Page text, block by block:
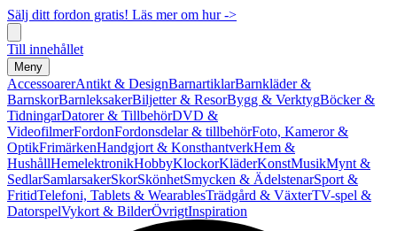
Sälj ditt fordon gratis! Läs mer om hur ->
Till innehållet
Meny
AccessoarerAntikt & DesignBarnartiklarBarnkläder &
BarnskorBarnleksakerBiljetter & ResorBygg & VerktygBöcker &
TidningarDatorer & TillbehörDVD &
VideofilmerFordonFordonsdelar & tillbehörFoto, Kameror &
OptikFrimärkenHandgjort & KonsthantverkHem &
HushållHemelektronikHobbyKlockorKläderKonstMusikMynt &
SedlarSamlarsakerSkorSkönhetSmycken & ÄdelstenarSport &
FritidTelefoni, Tablets & WearablesTrädgård & VäxterTV-spel &
DatorspelVykort & BilderÖvrigtInspiration